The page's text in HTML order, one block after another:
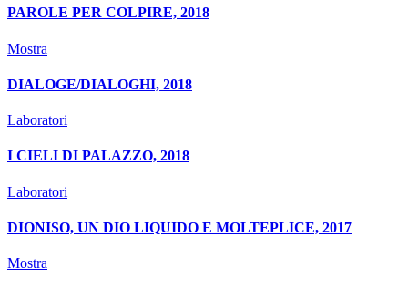
PAROLE PER COLPIRE, 2018
Mostra
DIALOGE/DIALOGHI, 2018
Laboratori
I CIELI DI PALAZZO, 2018
Laboratori
DIONISO, UN DIO LIQUIDO E MOLTEPLICE, 2017
Mostra